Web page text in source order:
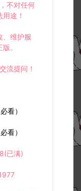
不对任何
途！
、维护服
。
流提问！
看）
看）
已满)